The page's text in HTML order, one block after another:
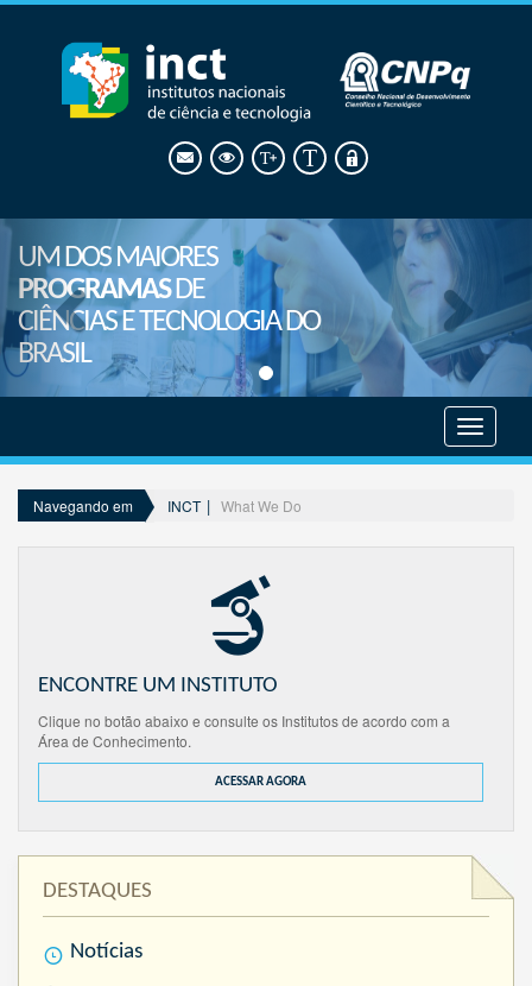
UM DOS MAIORES
PROGRAMASDE
CIÊNCIAS E TECNOLOGIA DO
BRASIL
menu
Navegando em INCT What We Do
ENCONTRE UM INSTITUTO
Clique no botão abaixo e consulte os Institutos de acordo com a
Área de Conhecimento.
ACESSAR AGORA
DESTAQUES
Notícias